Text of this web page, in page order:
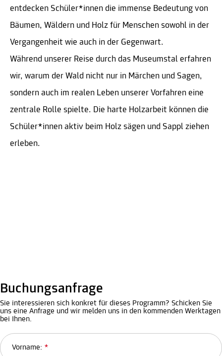
entdecken Schüler*innen die immense Bedeutung von
Bäumen, Wäldern und Holz für Menschen sowohl in der
Vergangenheit wie auch in der Gegenwart.
Während unserer Reise durch das Museumstal erfahren
wir, warum der Wald nicht nur in Märchen und Sagen,
sondern auch im realen Leben unserer Vorfahren eine
zentrale Rolle spielte. Die harte Holzarbeit können die
Schüler*innen aktiv beim Holz sägen und Sappl ziehen
erleben.
Buchungsanfrage
Sie interessieren sich konkret für dieses Programm? Schicken Sie
uns eine Anfrage und wir melden uns in den kommenden Werktagen
bei Ihnen.
Vorname: *